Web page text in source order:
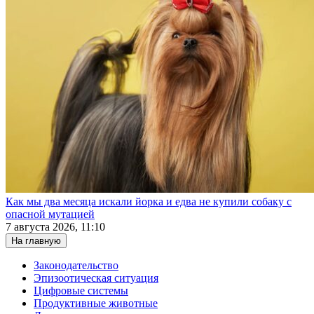
Как мы два месяца искали йорка и едва не купили собаку с
опасной мутацией
7 августа 2026, 11:10
На главную
Законодательство
Эпизоотическая ситуация
Цифровые системы
Продуктивные животные